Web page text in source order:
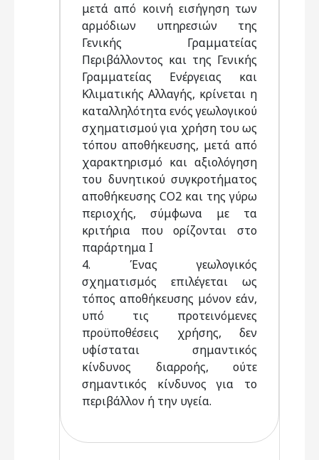
μετά από κοινή εισήγηση των
αρμόδιων υπηρεσιών της
Γενικής Γραμματείας
Περιβάλλοντος και της Γενικής
Γραμματείας Ενέργειας και
Κλιματικής Αλλαγής, κρίνεται η
καταλληλότητα ενός γεωλογικού
σχηματισμού για χρήση του ως
τόπου αποθήκευσης, μετά από
χαρακτηρισμό και αξιολόγηση
του δυνητικού συγκροτήματος
αποθήκευσης CO2 και της γύρω
περιοχής, σύμφωνα με τα
κριτήρια που ορίζονται στο
παράρτημα Ι
4. Ένας γεωλογικός
σχηματισμός επιλέγεται ως
τόπος αποθήκευσης μόνον εάν,
υπό τις προτεινόμενες
προϋποθέσεις χρήσης, δεν
υφίσταται σημαντικός
κίνδυνος διαρροής, ούτε
σημαντικός κίνδυνος για το
περιβάλλον ή την υγεία.